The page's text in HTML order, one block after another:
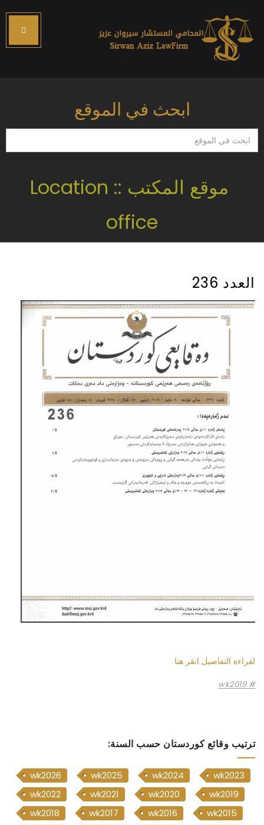
ابحث في الموقع
ابحث
في
موقع المكتب :: Location
office
العدد 236
لقراءة التفاصيل انقر هنا
wk2019
ترتيب وقائع كوردستان حسب السنة:
wk2026 wk2025 wk2024
wk2023
wk2022
wk2021 wk2020
wk2019
wk2018
wk2017 wk2016
wk2015